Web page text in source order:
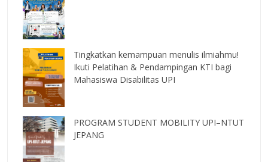
Tingkatkan kemampuan menulis ilmiahmu!
Ikuti Pelatihan & Pendampingan KTI bagi
Mahasiswa Disabilitas UPI
PROGRAM STUDENT MOBILITY UPI–NTUT
JEPANG